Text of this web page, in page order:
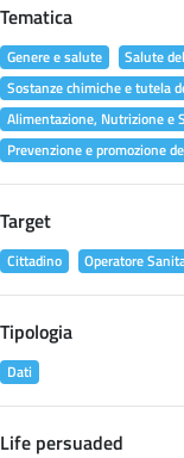
Tematica
Genere e salute
Salute
Sostanze chimiche e tutela
Alimentazione, Nutrizione e
Prevenzione e promozione
Target
Cittadino Operatore
Tipologia
Dati
Life persuaded